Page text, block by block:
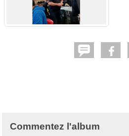
Commentez l'album